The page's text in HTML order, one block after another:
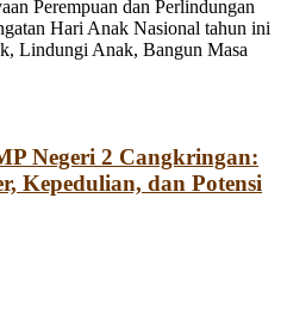
Perempuan dan Perlindungan
Hari Anak Nasional tahun ini
Lindungi Anak, Bangun Masa
Negeri 2 Cangkringan:
Kepedulian, dan Potensi